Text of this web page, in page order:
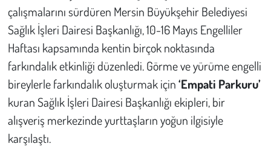
çalışmalarını sürdüren Mersin Büyükşehir Belediyesi
Sağlık İşleri Dairesi Başkanlığı, 10-16 Mayıs Engelliler
Haftası kapsamında kentin birçok noktasında
farkındalık etkinliği düzenledi. Görme ve yürüme engelli
bireylerle farkındalık oluşturmak için‘Empati Parkuru’
kuran Sağlık İşleri Dairesi Başkanlığı ekipleri, bir
alışveriş merkezinde yurttaşların yoğun ilgisiyle
karşılaştı.
Eğlence